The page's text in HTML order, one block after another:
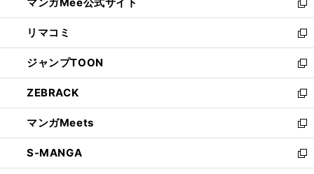
ド
ウ
で
開
く
ィ
ン
ド
ウ
で
開
く
い
ウ
ィ
ン
ド
ウ
で
開
く
新
し
い
ウ
ィ
ン
ド
ウ
で
開
く
リマコミ
新
し
い
ウ
ィ
ン
ド
ウ
で
開
ジャンプTOON
新
し
い
ウ
ィ
ン
ド
ウ
ZEBRACK
新
し
い
ウ
ィ
ン
マンガMeets
新
し
い
ウ
S-MANGA
新
し